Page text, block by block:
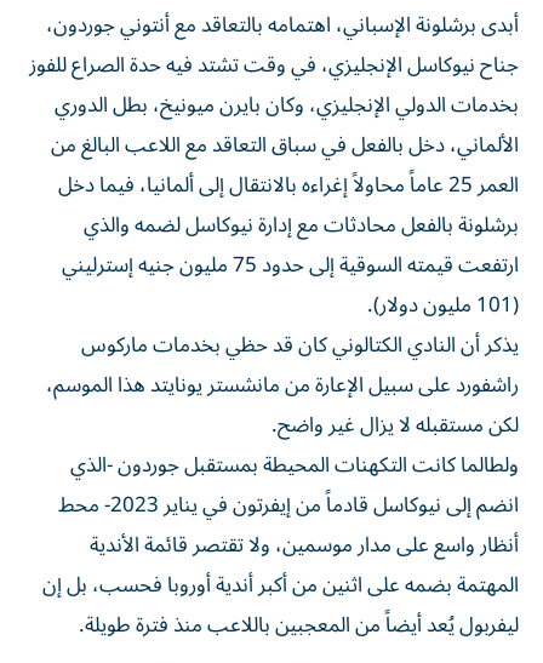
أبدى برشلونة الإسباني، اهتمامه بالتعاقد مع أنتوني جوردون،
جناح نيوكاسل الإنجليزي، في وقت تشتد فيه حدة الصراع للفوز
بخدمات الدولي الإنجليزي، وكان بايرن ميونيخ، بطل الدوري
الألماني، دخل بالفعل في سباق التعاقد مع اللاعب البالغ من
العمر 25 عاماً محاولاً إغراءه بالانتقال إلى ألمانيا، فيما دخل
برشلونة بالفعل محادثات مع إدارة نيوكاسل لضمه والذي
ارتفعت قيمته السوقية إلى حدود 75 مليون جنيه إسترليني
(101 مليون دولار).
يذكر أن النادي الكتالوني كان قد حظي بخدمات ماركوس
راشفورد على سبيل الإعارة من مانشستر يونايتد هذا الموسم،
لكن مستقبله لا يزال غير واضح.
ولطالما كانت التكهنات المحيطة بمستقبل جوردون -الذي
انضم إلى نيوكاسل قادماً من إيفرتون في يناير 2023- محط
أنظار واسع على مدار موسمين، ولا تقتصر قائمة الأندية
المهتمة بضمه على اثنين من أكبر أندية أوروبا فحسب، بل إن
ليفربول يُعد أيضاً من المعجبين باللاعب منذ فترة طويلة.